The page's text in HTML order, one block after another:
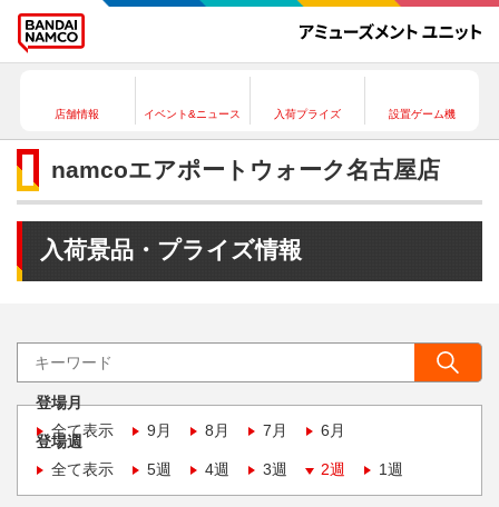
店舗情報 イベント&ニュース 入荷プライズ 設置ゲーム機
namcoエアポートウォーク名古屋店
入荷景品・プライズ情報
登場月
全て表示
9月 8月 7月 6月
登場週
全て表示
5週 4週 3週 2週 1週